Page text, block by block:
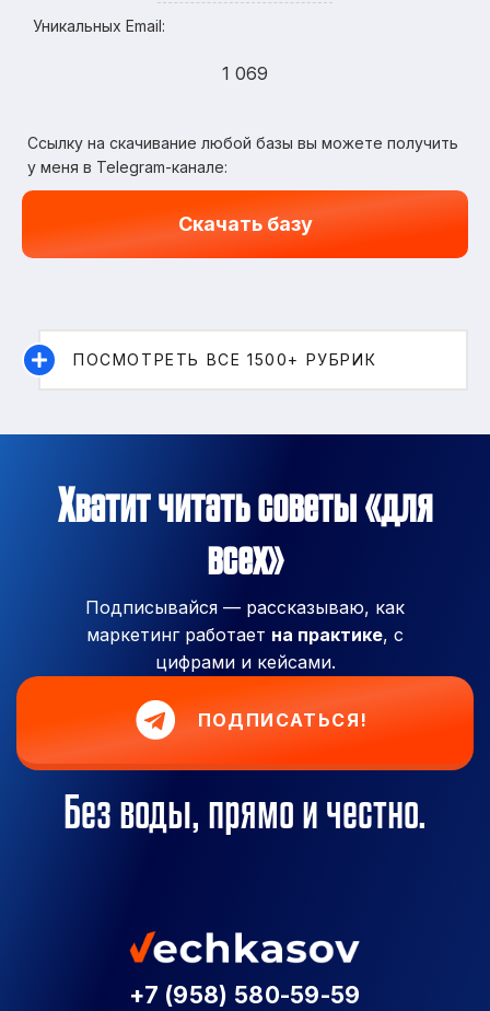
Уникальных Email:
1 069
Ссылку на скачивание любой базы вы можете получить
у меня в Telegram-канале:
Скачать базу
ПОСМОТРЕТЬ ВСЕ 1500+ РУБРИК
Хватит читать советы «для
всех»
Подписывайся — рассказываю, как
маркетинг работает на практике, с
цифрами и кейсами.
ПОДПИСАТЬСЯ!
Без воды, прямо и честно.
+7 (958) 580-59-59